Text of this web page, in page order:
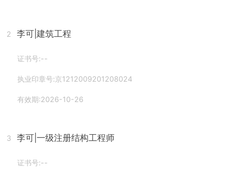
2 李可 |建筑工程
证书号:--
执业印章号:京1212009201208024
有效期:2026-10-26
3 李可 |一级注册结构工程师
证书号:--